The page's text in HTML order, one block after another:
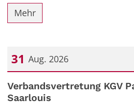
Mehr
31 Aug. 2026
Datum: 31. August 2026
Verbandsvertretung KGV
Saarlouis